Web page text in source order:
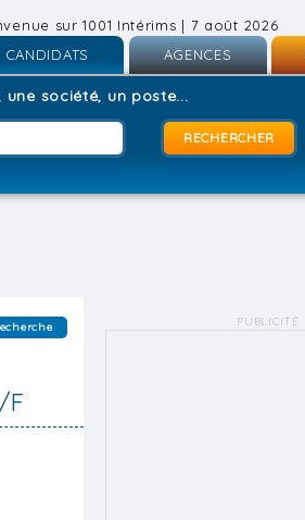
sur 1001 Intérims | 7 août 2026
CANDIDATS
Inscription
AGENCES
Inscription
Connexion
société, un poste...
F
PUBLICITÉ